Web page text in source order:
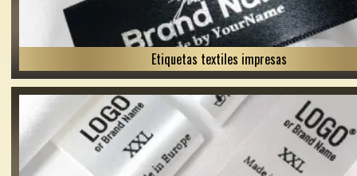
Etiquetas textiles impresas